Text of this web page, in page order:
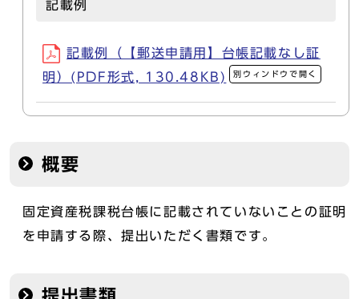
記載例
記載例（【郵送申請用】台帳記載なし証
明）(PDF形式, 130.48KB)
別ウィンドウで開く
概要
固定資産税課税台帳に記載されていないことの証明
を申請する際、提出いただく書類です。